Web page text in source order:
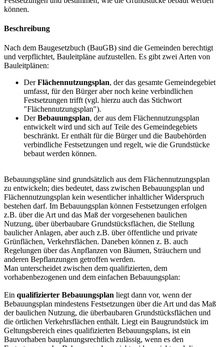
können.
Beschreibung
Nach dem Baugesetzbuch (BauGB) sind die Gemeinden berechtigt
und verpflichtet, Bauleitpläne aufzustellen. Es gibt zwei Arten von
Bauleitplänen:
DerFlächennutzungsplan, der das gesamte Gemeindegebiet
umfasst, für den Bürger aber noch keine verbindlichen
Festsetzungen trifft (vgl. hierzu auch das Stichwort
"Flächennutzungsplan").
DerBebauungsplan, der aus dem Flächennutzungsplan
entwickelt wird und sich auf Teile des Gemeindegebiets
beschränkt. Er enthält für die Bürger und die Baubehörden
verbindliche Festsetzungen und regelt, wie die Grundstücke
bebaut werden können.
Bebauungspläne sind grundsätzlich aus dem Flächennutzungsplan
zu entwickeln; dies bedeutet, dass zwischen Bebauungsplan und
Flächennutzungsplan kein wesentlicher inhaltlicher Widerspruch
bestehen darf. Im Bebauungsplan können Festsetzungen erfolgen
z.B. über die Art und das Maß der vorgesehenen baulichen
Nutzung, über überbaubare Grundstücksflächen, die Stellung
baulicher Anlagen, aber auch z.B. über öffentliche und private
Grünflächen, Verkehrsflächen. Daneben können z. B. auch
Regelungen über das Anpflanzen von Bäumen, Sträuchern und
anderen Bepflanzungen getroffen werden.
Man unterscheidet zwischen dem qualifizierten, dem
vorhabenbezogenen und dem einfachen Bebauungsplan:
Ein qualifizierter Bebauungsplan liegt dann vor, wenn der
Bebauungsplan mindestens Festsetzungen über die Art und das Maß
der baulichen Nutzung, die überbaubaren Grundstücksflächen und
die örtlichen Verkehrsflächen enthält. Liegt ein Baugrundstück im
Geltungsbereich eines qualifizierten Bebauungsplans, ist ein
Bauvorhaben bauplanungsrechtlich zulässig, wenn es den